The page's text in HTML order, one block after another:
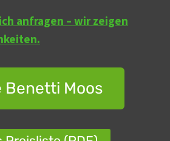
anfragen – wir zeigen
Benetti Moos